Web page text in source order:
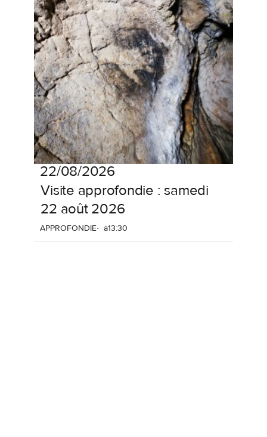
22/08/2026
Visite approfondie : samedi
22 août 2026
APPROFONDIE à13:30